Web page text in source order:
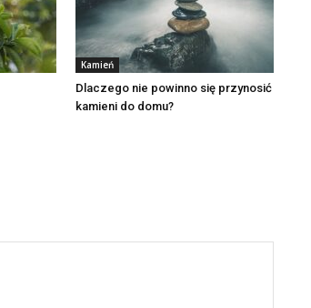
Kamień
Dlaczego nie powinno się przynosić
kamieni do domu?